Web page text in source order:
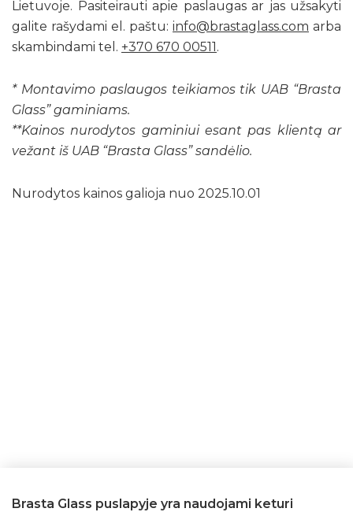
Lietuvoje. Pasiteirauti apie paslaugas ar jas užsakyti
galite rašydami el. paštu: info@brastaglass.com arba
skambindami tel. +370 670 00511.
* Montavimo paslaugos teikiamos tik UAB “Brasta
Glass” gaminiams.
**Kainos nurodytos gaminiui esant pas klientą ar
vežant iš UAB “Brasta Glass” sandėlio.
Nurodytos kainos galioja nuo 2025.10.01
Brasta Glass puslapyje yra naudojami keturi